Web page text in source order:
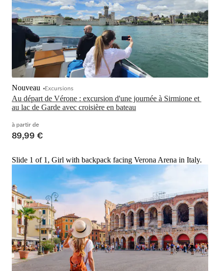
Au départ de Vérone : excursion d'une journée à Sirmione et
au lac de Garde avec croisière en bateau
Nouveau Excursions
à partir de
89,99 €
Slide 1 of 1, Girl with backpack facing Verona Arena in Italy.